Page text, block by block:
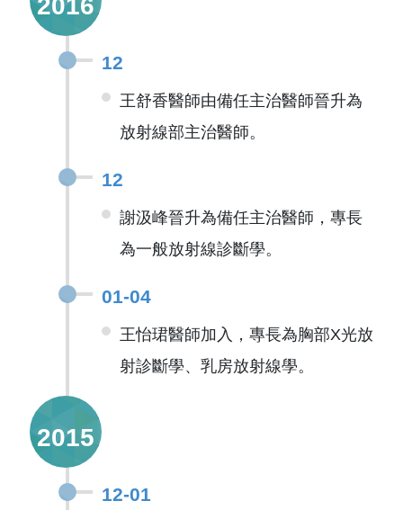
2016
12
王舒香醫師由備任主治醫師晉升為
放射線部主治醫師。
12
謝汲峰晉升為備任主治醫師，專長
為一般放射線診斷學。
01-04
王怡珺醫師加入，專長為胸部X光放
射診斷學、乳房放射線學。
2015
12-01